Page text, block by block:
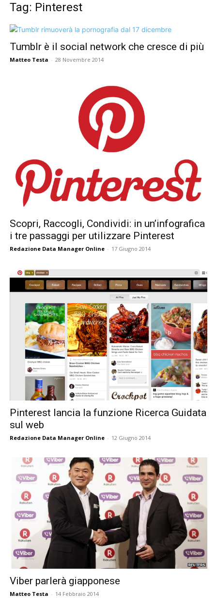
Tag: Pinterest
Tumblr è il social network che cresce di più
Matteo Testa - 28 Novembre 2014
Scopri, Raccogli, Condividi: in un’infografica
i tre passaggi per utilizzare Pinterest
Redazione Data Manager Online - 17 Giugno 2014
Pinterest lancia la funzione Ricerca Guidata
sul web
Redazione Data Manager Online - 12 Giugno 2014
Viber parlerà giapponese
Matteo Testa - 14 Febbraio 2014